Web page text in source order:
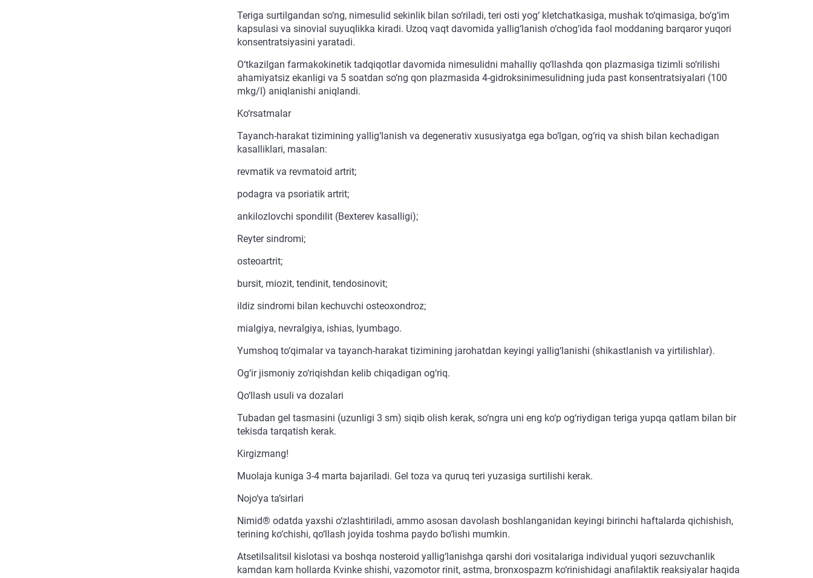
Teriga surtilgandan so‘ng, nimesulid sekinlik bilan so‘riladi, teri osti yog‘ kletchatkasiga, mushak to‘qimasiga, bo‘g‘im
kapsulasi va sinovial suyuqlikka kiradi. Uzoq vaqt davomida yallig‘lanish o‘chog‘ida faol moddaning barqaror yuqori
konsentratsiyasini yaratadi.
O‘tkazilgan farmakokinetik tadqiqotlar davomida nimesulidni mahalliy qo‘llashda qon plazmasiga tizimli so‘rilishi
ahamiyatsiz ekanligi va 5 soatdan so‘ng qon plazmasida 4-gidroksinimesulidning juda past konsentratsiyalari (100
mkg/l) aniqlanishi aniqlandi.
Ko‘rsatmalar
Tayanch-harakat tizimining yallig‘lanish va degenerativ xususiyatga ega bo‘lgan, og‘riq va shish bilan kechadigan
kasalliklari, masalan:
revmatik va revmatoid artrit;
podagra va psoriatik artrit;
ankilozlovchi spondilit (Bexterev kasalligi);
Reyter sindromi;
osteoartrit;
bursit, miozit, tendinit, tendosinovit;
ildiz sindromi bilan kechuvchi osteoxondroz;
mialgiya, nevralgiya, ishias, lyumbago.
Yumshoq to‘qimalar va tayanch-harakat tizimining jarohatdan keyingi yallig‘lanishi (shikastlanish va yirtilishlar).
Og‘ir jismoniy zo‘riqishdan kelib chiqadigan og‘riq.
Qo‘llash usuli va dozalari
Tubadan gel tasmasini (uzunligi 3 sm) siqib olish kerak, so‘ngra uni eng ko‘p og‘riydigan teriga yupqa qatlam bilan bir
tekisda tarqatish kerak.
Kirgizmang!
Muolaja kuniga 3-4 marta bajariladi. Gel toza va quruq teri yuzasiga surtilishi kerak.
Nojo‘ya ta’sirlari
Nimid® odatda yaxshi o‘zlashtiriladi, ammo asosan davolash boshlanganidan keyingi birinchi haftalarda qichishish,
terining ko‘chishi, qo‘llash joyida toshma paydo bo‘lishi mumkin.
Atsetilsalitsil kislotasi va boshqa nosteroid yallig‘lanishga qarshi dori vositalariga individual yuqori sezuvchanlik
kamdan kam hollarda Kvinke shishi, vazomotor rinit, astma, bronxospazm ko‘rinishidagi anafilaktik reaksiyalar haqida